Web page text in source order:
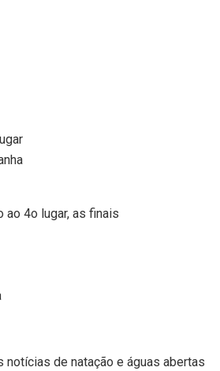
ao 4o lugar, as finais
notícias de natação e águas abertas